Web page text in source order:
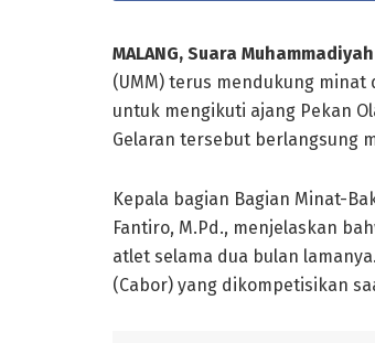
MALANG, Suara Muhammadiyah
(UMM) terus mendukung minat
untuk mengikuti ajang Pekan
Gelaran tersebut berlangsung
Kepala bagian Bagian Minat-
Fantiro, M.Pd., menjelaskan
atlet selama dua bulan
(Cabor) yang dikompetisikan